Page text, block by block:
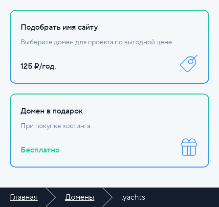
Подобрать имя сайту
Выберите домен для проекта по выгодной цене.
125 ₽/год.
Домен в подарок
При покупке хостинга.
Бесплатно
Главная Домены .yachts